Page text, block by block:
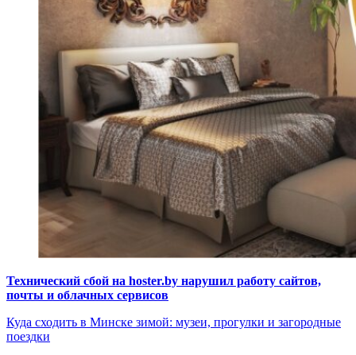
Технический сбой на hoster.by нарушил работу сайтов,
почты и облачных сервисов
Куда сходить в Минске зимой: музеи, прогулки и загородные
поездки